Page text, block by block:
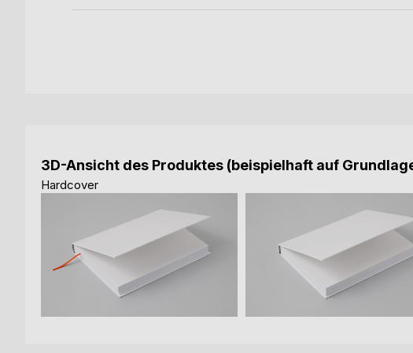
3D-Ansicht des Produktes (beispielhaft auf
Hardcover